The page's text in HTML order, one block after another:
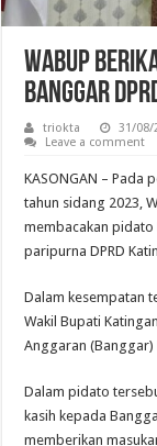
Wabup
Banggar
triokta 31/08/
Leave a comment
KASONGAN – Pada
tahun sidang 2023,
membacakan pidato
paripurna DPRD
Dalam kesempatan
Wakil Bupati
Anggaran (Banggar)
Dalam pidato
kasih kepada
memberikan